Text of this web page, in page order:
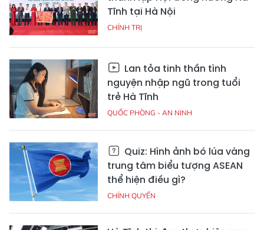
Tĩnh tại Hà Nội
CHÍNH TRỊ
Lan tỏa tinh thần tình
nguyện nhập ngũ trong tuổi
trẻ Hà Tĩnh
QUỐC PHÒNG - AN NINH
Quiz: Hình ảnh bó lúa vàng
trung tâm biểu tượng ASEAN
thể hiện điều gì?
CHÍNH QUYỀN